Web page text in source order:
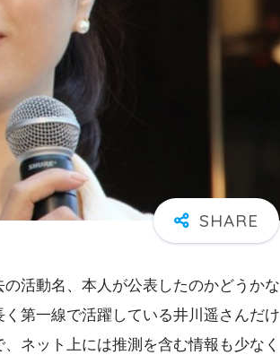
活動名、本人が公表したのかどうかな
第一線で活躍している井川遥さんだけ
ネット上には推測を含む情報も少なく